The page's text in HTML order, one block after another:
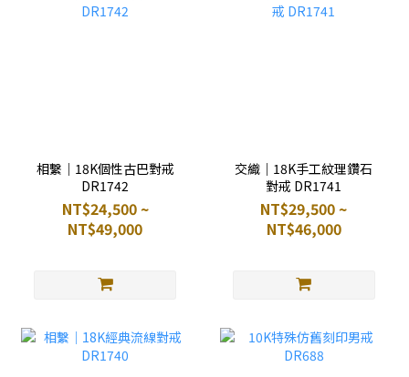
相繫｜18K個性古巴對戒
DR1742
NT$24,500 ~
NT$49,000
交織｜18K手工紋理鑽石
對戒 DR1741
NT$29,500 ~
NT$46,000